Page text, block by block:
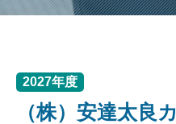
2027年度
（株）安達太